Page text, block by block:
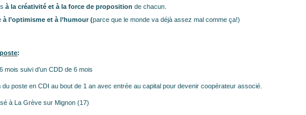
à la créativité et à la force de proposition de chacun.
à l’optimisme et à l’humour (parce que le monde va déjà assez mal comme ça!)
:
mois suivi d’un CDD de 6 mois
du poste en CDI au bout de 1 an avec entrée au capital pour devenir coopérateur associé.
à La Grève sur Mignon (17)